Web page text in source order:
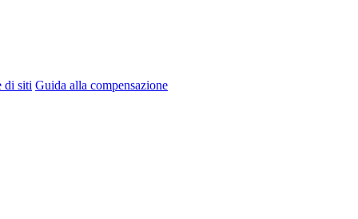
di siti Guida alla compensazione